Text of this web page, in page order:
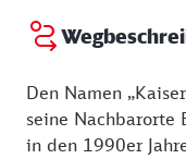
Den Namen
seine Nachbarorte
in den 1990er